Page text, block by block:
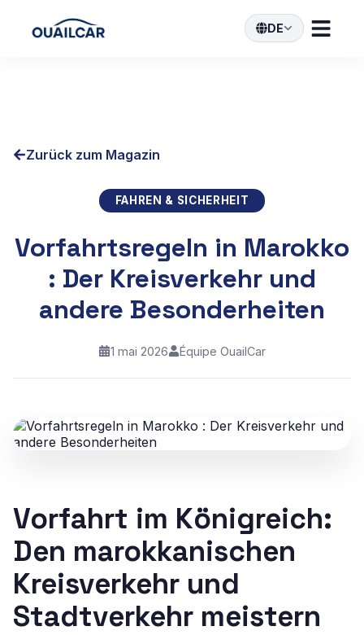
DE
Zurück zum Magazin
FAHREN & SICHERHEIT
Vorfahrtsregeln in Marokko
: Der Kreisverkehr und
andere Besonderheiten
1 mai 2026 Équipe OuailCar
Vorfahrt im Königreich:
Den marokkanischen
Kreisverkehr und
Stadtverkehr meistern